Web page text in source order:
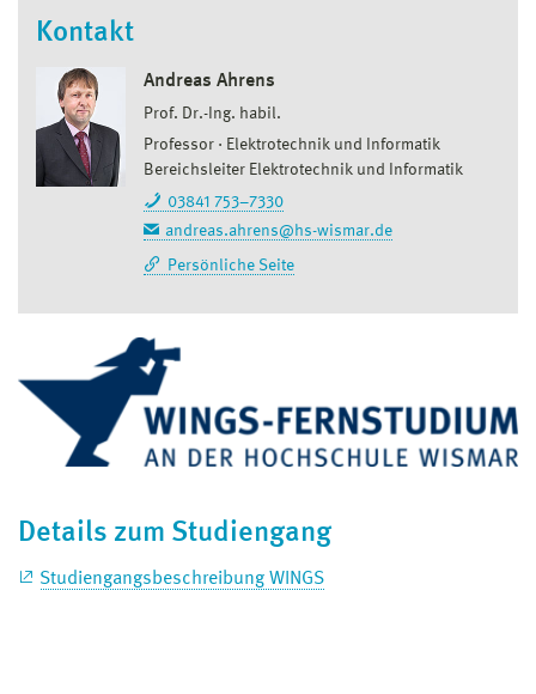
Kontakt
Andreas Ahrens
Prof. Dr.-Ing. habil.
Professor
Elektrotechnik und Informatik
Bereichsleiter Elektrotechnik und Informatik
03841 753–7330
andreas.ahrens@hs-wismar.de
Persönliche Seite
Details zum Studiengang
Studiengangsbeschreibung WINGS